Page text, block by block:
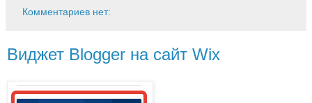
Комментариев нет:
Виджет Blogger на сайт Wix